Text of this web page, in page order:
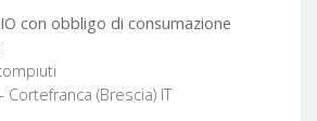
con obbligo di consumazione
Cortefranca (Brescia) IT